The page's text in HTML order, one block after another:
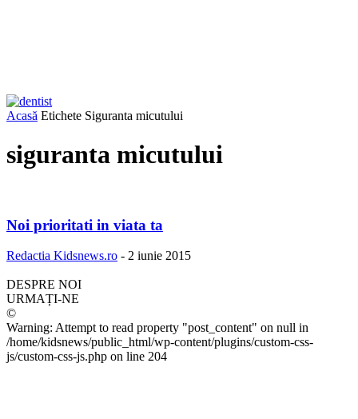
Acasă Etichete Siguranta micutului
siguranta micutului
Noi prioritati in viata ta
Redactia Kidsnews.ro - 2 iunie 2015
DESPRE NOI
URMAȚI-NE
©
Warning: Attempt to read property "post_content" on null in
/home/kidsnews/public_html/wp-content/plugins/custom-css-
js/custom-css-js.php on line 204